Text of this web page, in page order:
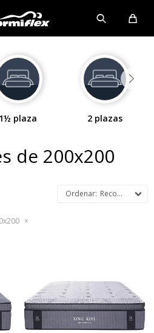
1½ plaza 2 plazas
de 200x200
Recomendados
Pillow, redefine el descanso.
Su tejido de punto
proporciona una suavidad
inigualable, y su innovador
pillow top, conformado por
espuma viscoelástica, ofrece